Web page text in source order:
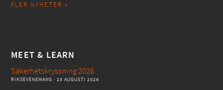
FLER NYHETER »
MEET & LEARN
Säkerhetskryssning 2026
RIKSEVENEMANG · 23 AUGUSTI 2026